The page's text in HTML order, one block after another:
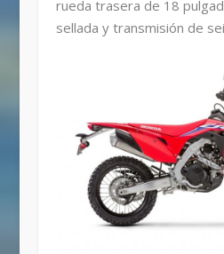
rueda trasera de 18
sellada y transmisión de